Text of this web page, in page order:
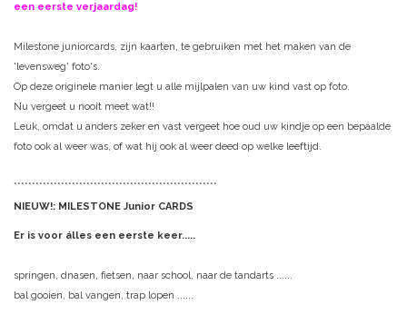
een eerste verjaardag!
Milestone juniorcards, zijn kaarten, te gebruiken met het maken van de
'levensweg' foto's.
Op deze originele manier legt u alle mijlpalen van uw kind vast op foto.
Nu vergeet u nooit meet wat!!
Leuk, omdat u anders zeker en vast vergeet hoe oud uw kindje op een bepaalde
foto ook al weer was, of wat hij ook al weer deed op welke leeftijd.
********************************************************
NIEUW!: MILESTONE Junior CARDS
Er is voor álles een eerste keer.....
springen, dnasen, fietsen, naar school, naar de tandarts ......
bal gooien, bal vangen, trap lopen ......